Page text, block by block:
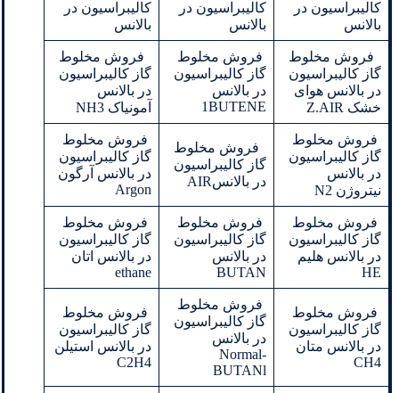
کالیبراسیون در
بالانس
کالیبراسیون در
بالانس
کالیبراسیون در
بالانس
فروش مخلوط
گاز کالیبراسیون
در بالانس هوای
خشک Z.AIR
فروش مخلوط
گاز کالیبراسیون
در بالانس
1BUTENE
فروش مخلوط
گاز کالیبراسیون
در بالانس
آمونیاک NH3
فروش مخلوط
گاز کالیبراسیون
در بالانس
نیتروژن N2
فروش مخلوط
گاز کالیبراسیون
در بالانسAIR
فروش مخلوط
گاز کالیبراسیون
در بالانس آرگون
Argon
فروش مخلوط
گاز کالیبراسیون
در بالانس هلیم
HE
فروش مخلوط
گاز کالیبراسیون
در بالانس
BUTAN
فروش مخلوط
گاز کالیبراسیون
در بالانس اتان
ethane
فروش مخلوط
گاز کالیبراسیون
در بالانس متان
CH4
فروش مخلوط
گاز کالیبراسیون
در بالانس
Normal-
BUTANl
فروش مخلوط
گاز کالیبراسیون
در بالانس استیلن
C2H4